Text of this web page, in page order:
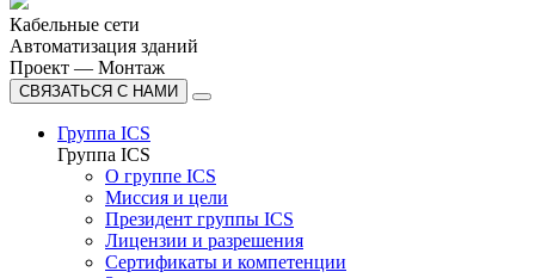
Кабельные сети
Автоматизация зданий
Проект — Монтаж
СВЯЗАТЬСЯ С НАМИ
Группа ICS
Группа ICS
О группе ICS
Миссия и цели
Президент группы ICS
Лицензии и разрешения
Сертификаты и компетенции